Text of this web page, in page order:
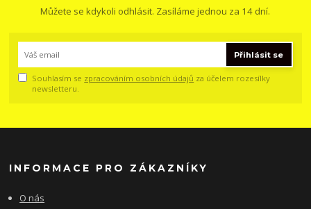
Můžete se kdykoli odhlásit. Zasíláme jednou za 14 dní.
Přihlásit se
Souhlasím se zpracováním osobních údajů za účelem rozesílky
newsletteru.
INFORMACE PRO ZÁKAZNÍKY
O nás